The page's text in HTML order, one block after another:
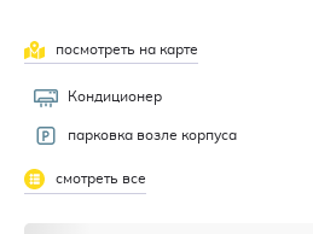
посмотреть на карте
Кондиционер
парковка возле корпуса
смотреть все